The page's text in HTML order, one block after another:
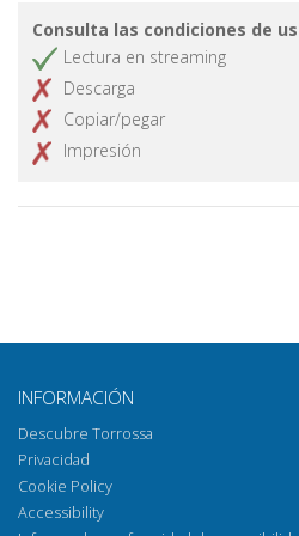
Consulta las condiciones de
Lectura en streaming
Descarga
Copiar/pegar
Impresión
INFORMACIÓN
Descubre Torrossa
Privacidad
Cookie Policy
Accessibility